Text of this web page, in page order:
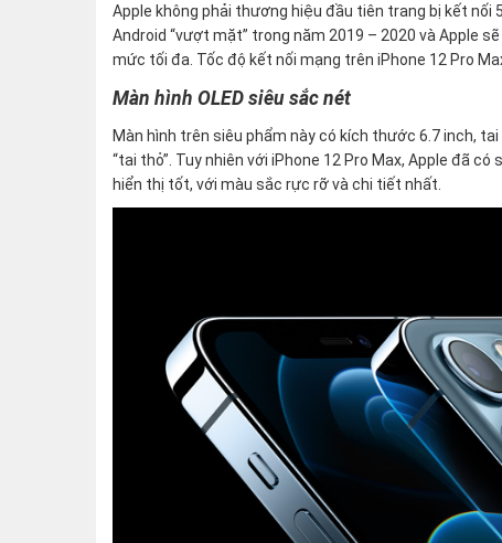
Apple không phải thương hiệu đầu tiên trang bị kết nối
Android “vượt mặt” trong năm 2019 – 2020 và Apple
mức tối đa. Tốc độ kết nối mạng trên iPhone 12 Pro
Màn hình OLED siêu sắc nét
Màn hình trên siêu phẩm này có kích thước 6.7 inch,
“tai thỏ”. Tuy nhiên với iPhone 12 Pro Max, Apple đã
hiển thị tốt, với màu sắc rực rỡ và chi tiết nhất.